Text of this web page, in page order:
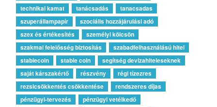
technikai kamat
tanácsadás
tanacsadas
szuperállampapír
szociális hozzájárulási adó
szex és értékesítés
személyi kölcsön
szakmai felelősség biztosítás
szabadfelhasználású hitel
stablecoin
stable coin
segítség devizahiteleseknek
saját kárszakértő
részvény
régi tízezres
rezsicsökkentés csökkentése
rendszeres díjas
pénzügyi-tervezés
pénzügyi vetélkedő